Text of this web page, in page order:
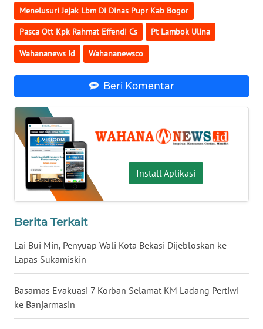
Menelusuri Jejak Lbm Di Dinas Pupr Kab Bogor
Pasca Ott Kpk Rahmat Effendi Cs Pt Lambok Ulina
Wahananews Id Wahananewsco
Beri Komentar
Install Aplikasi
Berita Terkait
Lai Bui Min, Penyuap Wali Kota Bekasi Dijebloskan ke
Lapas Sukamiskin
Basarnas Evakuasi 7 Korban Selamat KM Ladang Pertiwi
ke Banjarmasin
WN
BENGKULU
WN
LAMPUNG
WN
JATENG
WN
NUSANTARA
WN
JOGJA
WN
WN